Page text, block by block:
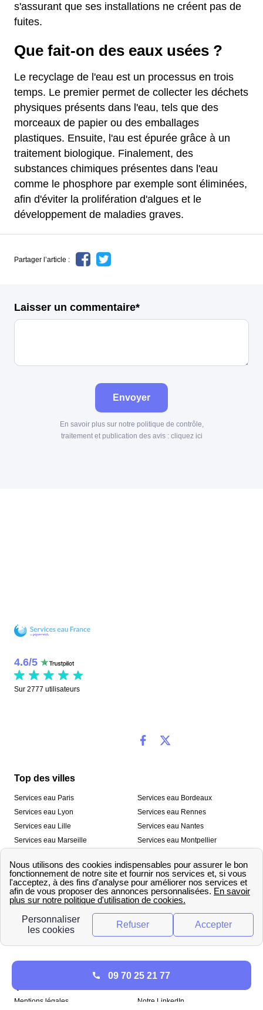
s'assurant que ses installations ne créent pas de
fuites.
Que fait-on des eaux usées ?
Le recyclage de l'eau est un processus en trois
temps. Le premier permet de collecter les déchets
physiques présents dans l'eau, tels que des
morceaux de papier ou des emballages
plastiques. Ensuite, l'au est épurée grâce à un
traitement biologique. Finalement, des
substances chimiques présentes dans l'eau
comme le phosphore par exemple sont éliminées,
afin d'éviter la prolifération d'algues et le
développement de maladies graves.
Partager l’article :
Laisser un commentaire*
Envoyer
En savoir plus sur notre politique de contrôle,
traitement et publication des avis : cliquez ici
4.6/5
Sur 2777 utilisateurs
Top des villes
Services eau Paris
Services eau Lyon
Services eau Lille
Services eau Marseille
Services eau Toulon
Services eau Bordeaux
Services eau Rennes
Services eau Nantes
Services eau Montpellier
Services eau Strasbourg
Nos outils
🛁 Simulateur consommation eau
💧 Comparer les fournisseurs
d’eau
Qui sommes-nous ?
Mentions légales
Notre LinkedIn
09 70 25 21 77